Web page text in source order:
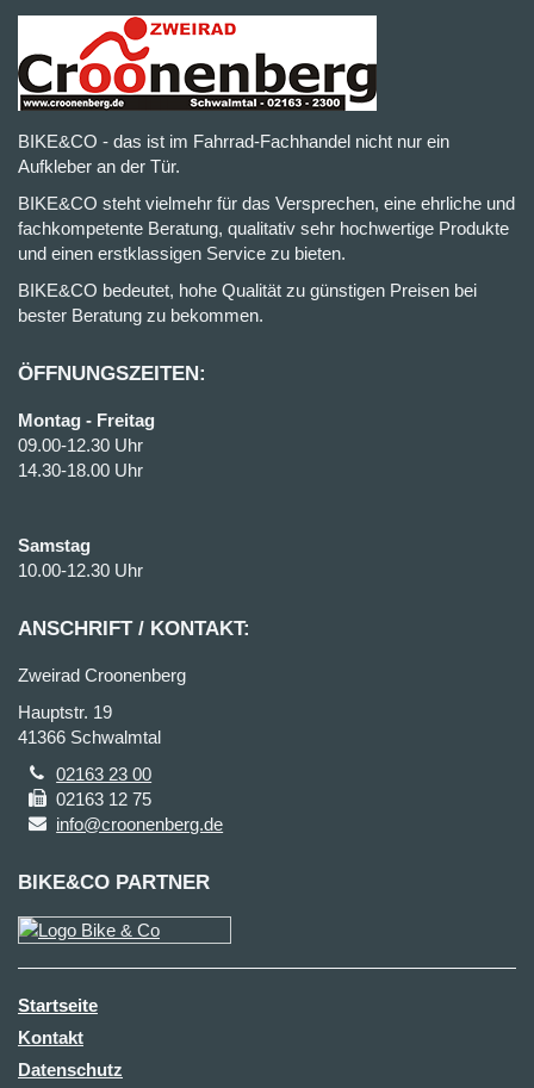
BIKE&CO - das ist im Fahrrad-Fachhandel nicht nur ein
Aufkleber an der Tür.
BIKE&CO steht vielmehr für das Versprechen, eine ehrliche und
fachkompetente Beratung, qualitativ sehr hochwertige Produkte
und einen erstklassigen Service zu bieten.
BIKE&CO bedeutet, hohe Qualität zu günstigen Preisen bei
bester Beratung zu bekommen.
ÖFFNUNGSZEITEN:
Montag - Freitag
09.00-12.30 Uhr
14.30-18.00 Uhr
Samstag
10.00-12.30 Uhr
ANSCHRIFT / KONTAKT:
Zweirad Croonenberg
Hauptstr. 19
41366 Schwalmtal
02163 23 00
02163 12 75
info@croonenberg.de
BIKE&CO PARTNER
Startseite
Kontakt
Datenschutz